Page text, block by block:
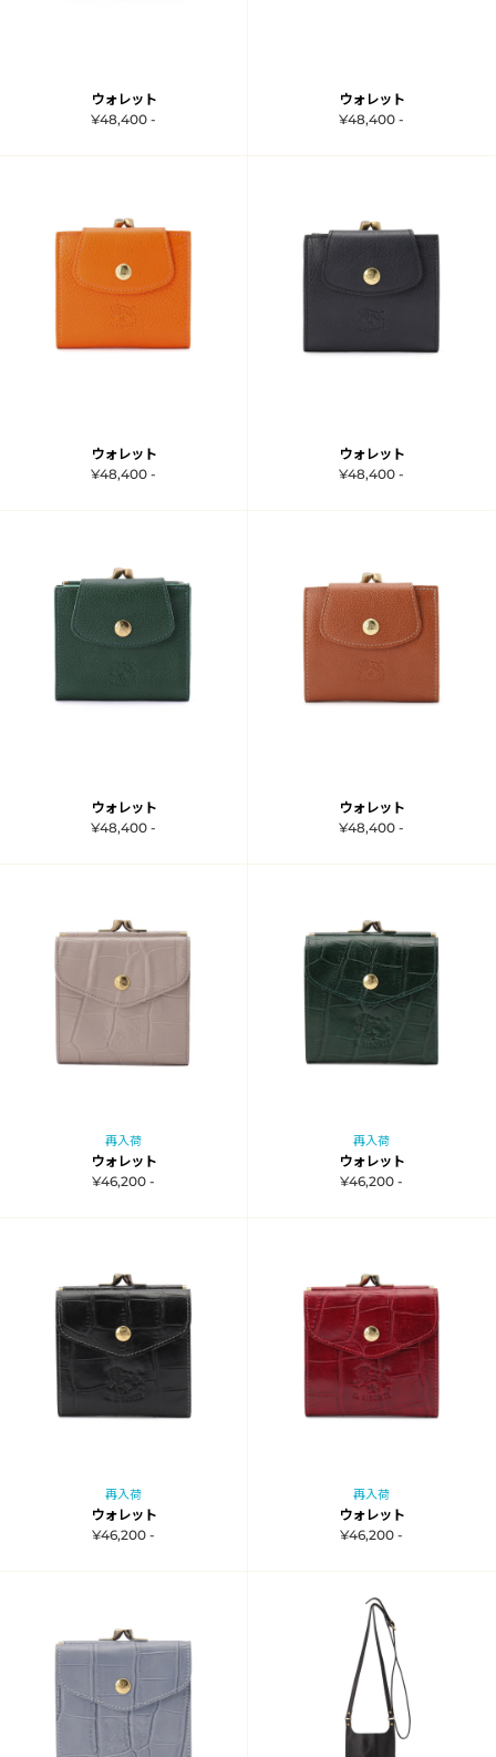
ウォレット
¥48,400 -
ウォレット
¥48,400 -
ウォレット
¥48,400 -
ウォレット
¥48,400 -
ウォレット
¥48,400 -
ウォレット
¥48,400 -
再入荷
ウォレット
¥46,200 -
再入荷
ウォレット
¥46,200 -
再入荷
ウォレット
¥46,200 -
再入荷
ウォレット
¥46,200 -